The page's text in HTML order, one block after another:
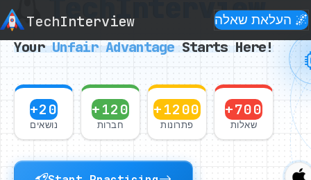
🌌 העלאת שאלה TechInterview
TechInterview
YourUnfairAdvantage Starts Here!
+20
נושאים
+120
חברות
+1200
פתרונות
+700
שאלות